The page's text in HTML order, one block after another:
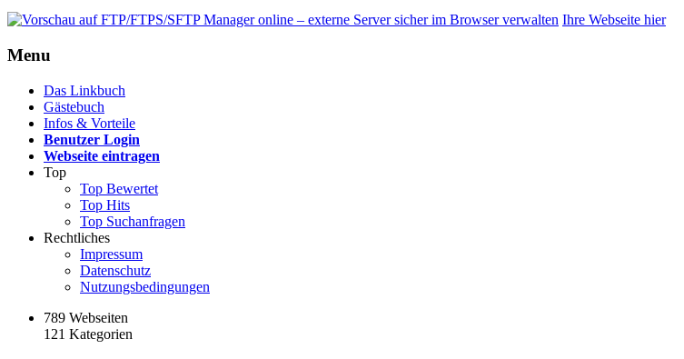
Ihre Webseite hier
Menu
Das Linkbuch
Gästebuch
Infos & Vorteile
Benutzer Login
Webseite eintragen
Top
Top Bewertet
Top Hits
Top Suchanfragen
Rechtliches
Impressum
Datenschutz
Nutzungsbedingungen
789 Webseiten
121 Kategorien